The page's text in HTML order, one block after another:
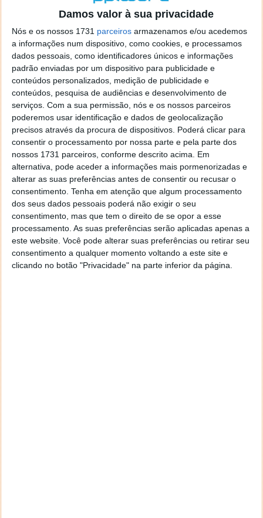
Damos valor à sua privacidade
Nós e os nossos 1731 parceiros armazenamos e/ou acedemos
a informações num dispositivo, como cookies, e processamos
dados pessoais, como identificadores únicos e informações
padrão enviadas por um dispositivo para publicidade e
conteúdos personalizados, medição de publicidade e
conteúdos, pesquisa de audiências e desenvolvimento de
serviços. Com a sua permissão, nós e os nossos parceiros
poderemos usar identificação e dados de geolocalização
precisos através da procura de dispositivos. Poderá clicar para
consentir o processamento por nossa parte e pela parte dos
nossos 1731 parceiros, conforme descrito acima. Em
alternativa, pode aceder a informações mais pormenorizadas e
alterar as suas preferências antes de consentir ou recusar o
consentimento. Tenha em atenção que algum processamento
dos seus dados pessoais poderá não exigir o seu
consentimento, mas que tem o direito de se opor a esse
processamento. As suas preferências serão aplicadas apenas a
este website. Você pode alterar suas preferências ou retirar seu
consentimento a qualquer momento voltando a este site e
clicando no botão "Privacidade" na parte inferior da página.
RGPD: Avó obrigada a apagar
fotografias dos netos das redes sociais
38 COMENTÁRIOS
É a lei, e as redes sociais não estão à parte! No
entanto, são poucos os que a conhecem ou se
importam do que estão a fazer. Quantos de nós não
publicam fotografias no Facebook onde aparecem
outras pessoas? Pediram consentimento? Acham que
as outras pessoas se sentem confortáveis por
estarem expostas?
Nos Países Baixos, uma mulher foi obrigada a apagar